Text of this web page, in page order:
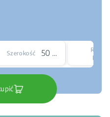
Szerokość 50 cm
Rodzaj
płyty